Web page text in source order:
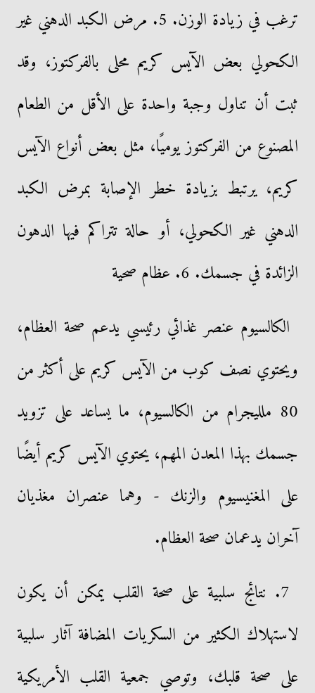
ترغب في زيادة الوزن. 5. مرض الكبد الدهني غير
الكحولي بعض الآيس كريم محلى بالفركتوز، وقد
ثبت أن تناول وجبة واحدة على الأقل من الطعام
المصنوع من الفركتوز يوميًا، مثل بعض أنواع الآيس
كريم، يرتبط بزيادة خطر الإصابة بمرض الكبد
الدهني غير الكحولي، أو حالة تتراكم فيها الدهون
الزائدة في جسمك. 6. عظام صحية
الكالسيوم عنصر غذائي رئيسي يدعم صحة العظام،
ويحتوي نصف كوب من الآيس كريم على أكثر من
80 ملليجرام من الكالسيوم، ما يساعد على تزويد
جسمك بهذا المعدن المهم، يحتوي الآيس كريم أيضًا
على المغنيسيوم والزنك - وهما عنصران مغذيان
آخران يدعمان صحة العظام.
7. نتائج سلبية على صحة القلب يمكن أن يكون
لاستهلاك الكثير من السكريات المضافة آثار سلبية
على صحة قلبك، وتوصي جمعية القلب الأمريكية